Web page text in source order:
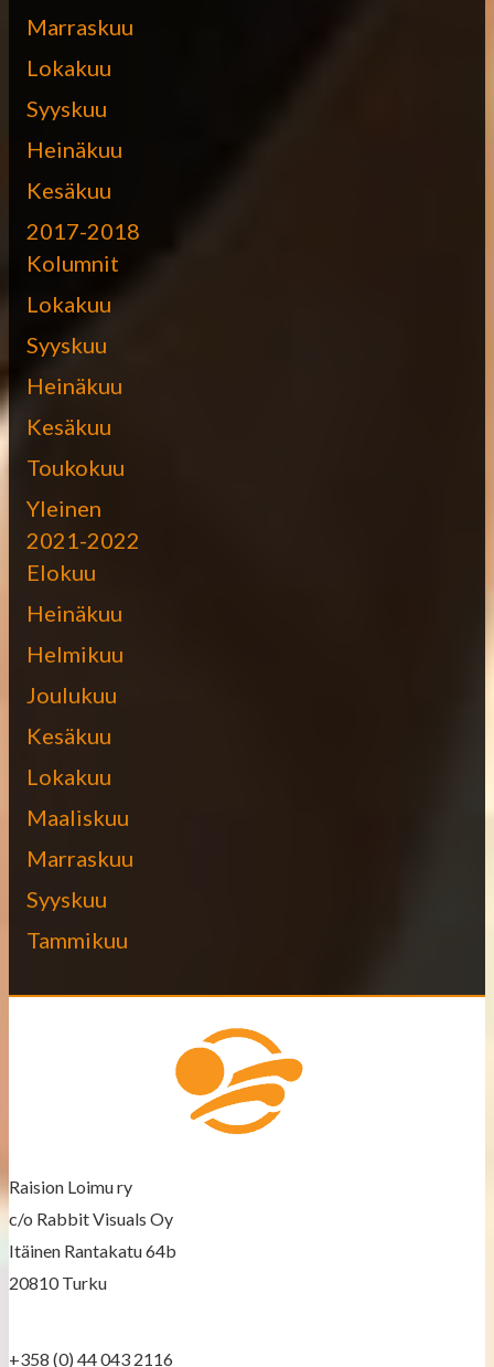
Marraskuu
Lokakuu
Syyskuu
Heinäkuu
Kesäkuu
2017-2018
Kolumnit
Lokakuu
Syyskuu
Heinäkuu
Kesäkuu
Toukokuu
Yleinen
2021-2022
Elokuu
Heinäkuu
Helmikuu
Joulukuu
Kesäkuu
Lokakuu
Maaliskuu
Marraskuu
Syyskuu
Tammikuu
Raision Loimu ry
c/o Rabbit Visuals Oy
Itäinen Rantakatu 64b
20810 Turku
+358 (0) 44 043 2116